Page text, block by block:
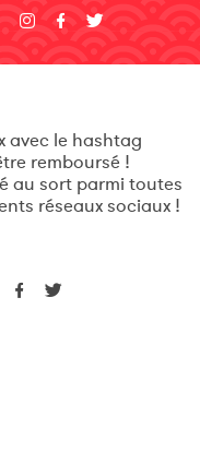
avec le hashtag
remboursé !
au sort parmi toutes
réseaux sociaux !